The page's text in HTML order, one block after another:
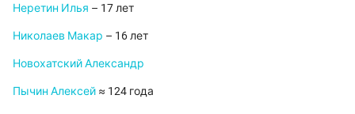
Неретин Илья – 17 лет
Николаев Макар – 16 лет
Новохатский Александр
Пычин Алексей ≈ 124 года